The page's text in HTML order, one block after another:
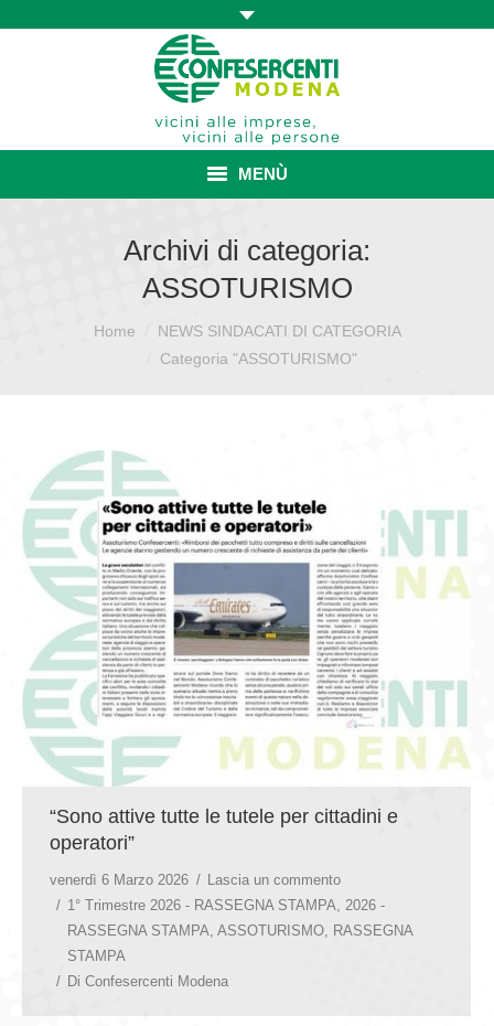
MENÙ
ASSOCIAZIONE
ISCRIZIONE E VANTAGGI
SERVIZI
GIOVEDÌ GASTRONOMICI
COMUNICATI E NEWS
CONTATTI
Archivi di categoria:
ASSOTURISMO
Home
NEWS SINDACATI DI CATEGORIA
Categoria "ASSOTURISMO"
“Sono attive tutte le tutele per cittadini e
operatori”
venerdì 6 Marzo 2026
Lascia un commento
1° Trimestre 2026 - RASSEGNA STAMPA, 2026 -
RASSEGNA STAMPA, ASSOTURISMO, RASSEGNA
STAMPA
Di Confesercenti Modena